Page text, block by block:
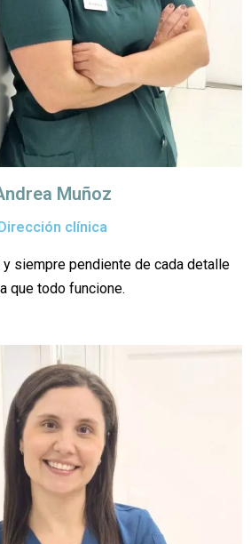
Muñoz
clínica
y siempre pendiente de cada detalle
que todo funcione.